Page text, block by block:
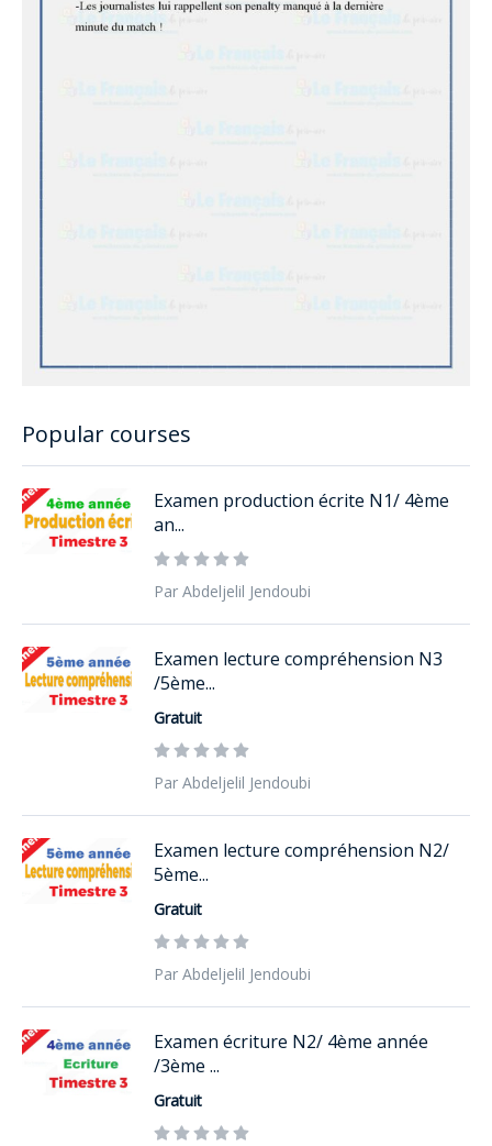
Popular courses
Examen production écrite N1/ 4ème
an...
Par Abdeljelil Jendoubi
Examen lecture compréhension N3
/5ème...
Gratuit
Par Abdeljelil Jendoubi
Examen lecture compréhension N2/
5ème...
Gratuit
Par Abdeljelil Jendoubi
Examen écriture N2/ 4ème année
/3ème ...
Gratuit